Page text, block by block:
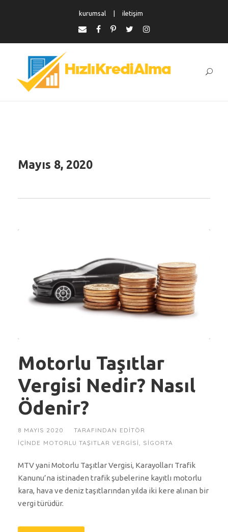
kurumsal iletişim
Mayıs 8, 2020
Motorlu Taşıtlar
Vergisi Nedir? Nasıl
Ödenir?
8 MAYIS 2020 TARAFINDAN EDITÖR
IÇINDE MOTORLU TAŞITLAR VERGISI, SIGORTA
MTV yani Motorlu Taşıtlar Vergisi, Karayolları Trafik
Kanunu’na istinaden trafik şubelerine kayıtlı motorlu
kara, hava ve deniz taşıtlarından yılda iki kere alınan bir
vergi türüdür.